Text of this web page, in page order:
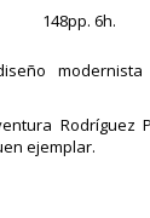
148pp. 6h.
Rodríguez
ejemplar.